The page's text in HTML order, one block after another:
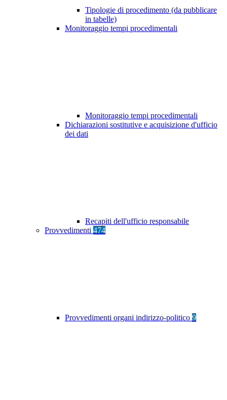
Tipologie di procedimento (da pubblicare
in tabelle)
Monitoraggio tempi procedimentali
Monitoraggio tempi procedimentali
Dichiarazioni sostitutive e acquisizione d'ufficio
dei dati
Recapiti dell'ufficio responsabile
Provvedimenti 474
Provvedimenti organi indirizzo-politico 9